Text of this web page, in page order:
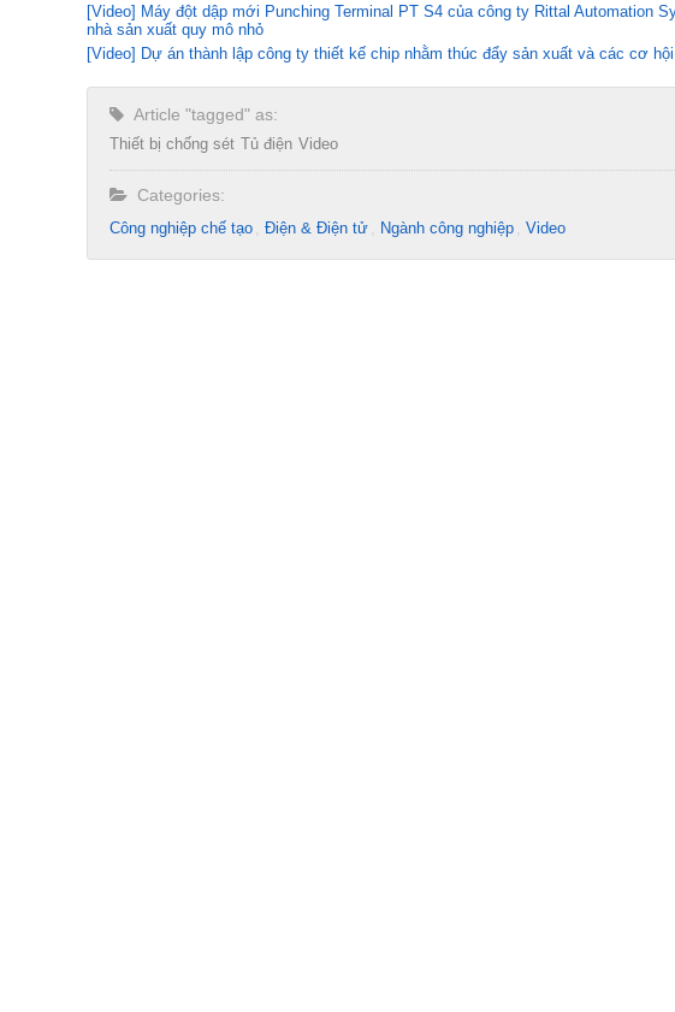
[Video] Máy đột dập mới Punching Terminal PT S4 của công ty Rittal Automation
nhà sản xuất quy mô nhỏ
[Video] Dự án thành lập công ty thiết kế chip nhằm thúc đẩy sản xuất và các cơ
Article "tagged" as:
Thiết bị chống sét Tủ điện Video
Categories:
Công nghiệp chế tạo​ Điện & Điện tử Ngành công nghiệp Video